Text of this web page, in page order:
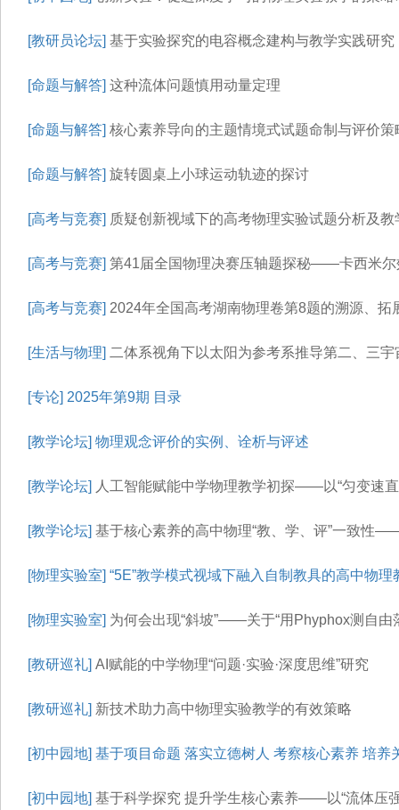
[教研员论坛] 基于实验探究的电容概念建构与教学实践研究
[命题与解答] 这种流体问题慎用动量定理
[命题与解答] 核心素养导向的主题情境式试题命制与评价策
[命题与解答] 旋转圆桌上小球运动轨迹的探讨
[高考与竞赛] 质疑创新视域下的高考物理实验试题分析及
[高考与竞赛] 第41届全国物理决赛压轴题探秘——卡西米尔
[高考与竞赛] 2024年全国高考湖南物理卷第8题的溯源、拓
[生活与物理] 二体系视角下以太阳为参考系推导第二、三宇
[专论] 2025年第9期 目录
[教学论坛] 物理观念评价的实例、诠析与评述
[教学论坛] 人工智能赋能中学物理教学初探——以“匀变速
[教学论坛] 基于核心素养的高中物理“教、学、评”一致性
[物理实验室] “5E”教学模式视域下融入自制教具的高中物
[物理实验室] 为何会出现“斜坡”——关于“用Phyphox测自由
[教研巡礼] AI赋能的中学物理“问题·实验·深度思维”研究
[教研巡礼] 新技术助力高中物理实验教学的有效策略
[初中园地] 基于项目命题 落实立德树人 考察核心素养 培
[初中园地] 基于科学探究 提升学生核心素养——以“流体压